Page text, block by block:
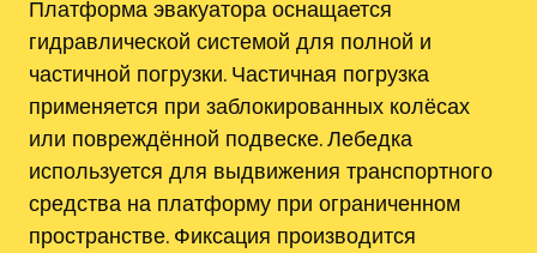
Платформа эвакуатора оснащается
гидравлической системой для полной и
частичной погрузки. Частичная погрузка
применяется при заблокированных колёсах
или повреждённой подвеске. Лебедка
используется для выдвижения транспортного
средства на платформу при ограниченном
пространстве. Фиксация производится